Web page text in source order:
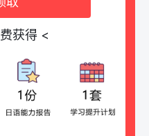
获得 <